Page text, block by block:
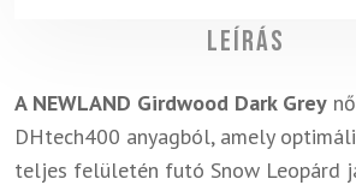
Leírás
A NEWLAND Girdwood Dark Grey
DHtech400 anyagból, amely
teljes felületén futó Snow Leopárd